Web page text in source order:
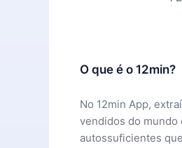
O que é o 12min?
No 12min App,
vendidos do mundo
autossuficientes